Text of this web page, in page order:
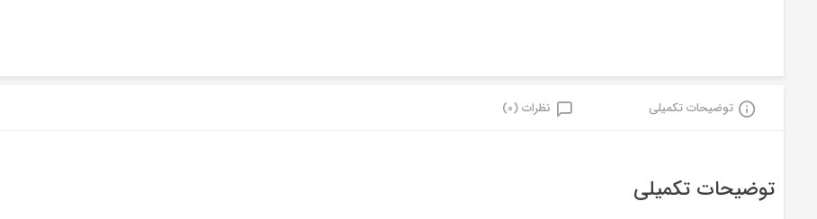
توضیحات تکمیلی نظرات (0)
توضیحات تکمیلی